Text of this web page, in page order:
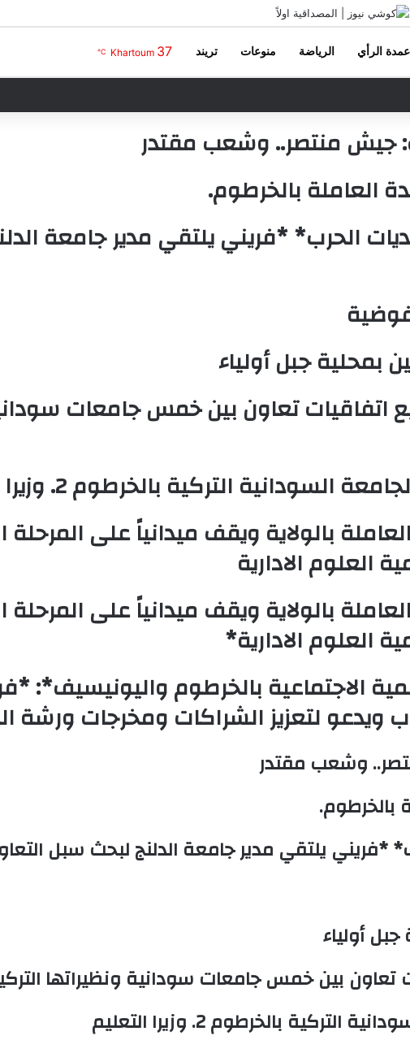
أعمدة الرأي الرياضة منوعات تريند Khartoum 37
℃
جيش منتصر.. وشعب مقتدر
العاملة بالخرطوم.
الحرب* *فريني يلتقي مدير جامعة
اتفاقيات تعاون بين خمس جامعات
التركية بالخرطوم 2. وزيرا التعليم
بالولاية ويقف ميدانياً على المرحلة
العلوم الادارية
بالولاية ويقف ميدانياً على المرحلة
العلوم الادارية*
الاجتماعية بالخرطوم واليونيسيف*:
ويدعو لتعزيز الشراكات ومخرجات ورشة
وشعب مقتدر
بالخرطوم.
*فريني يلتقي مدير جامعة الدلنج لبحث سبل
تعاون بين خمس جامعات سودانية ونظيراتها
بالخرطوم 2. وزيرا التعليم